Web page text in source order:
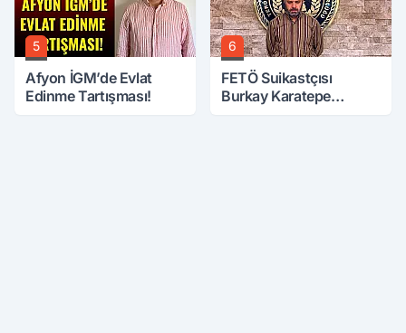
5
Afyon İGM’de Evlat
Edinme Tartışması!
6
FETÖ Suikastçısı
Burkay Karatepe